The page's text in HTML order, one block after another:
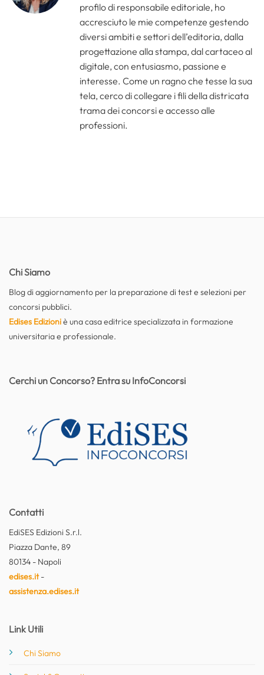
profilo di responsabile editoriale, ho
accresciuto le mie competenze gestendo
diversi ambiti e settori dell’editoria, dalla
progettazione alla stampa, dal cartaceo al
digitale, con entusiasmo, passione e
interesse. Come un ragno che tesse la sua
tela, cerco di collegare i fili della districata
trama dei concorsi e accesso alle
professioni.
Chi Siamo
Blog di aggiornamento per la preparazione di test e selezioni per
concorsi pubblici.
Edises Edizioniè una casa editrice specializzata in formazione
universitaria e professionale.
Contatti
EdiSES Edizioni S.r.l.
Piazza Dante, 89
80134 - Napoli
edises.it-
assistenza.edises.it
Link Utili
Chi Siamo
Cerchi un Concorso? Entra su InfoConcorsi